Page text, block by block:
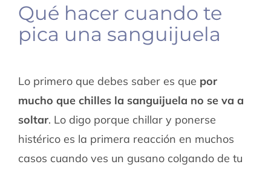
Qué hacer cuando te
pica una sanguijuela
Lo primero que debes saber es que por
mucho que chilles la sanguijuela no se va a
soltar. Lo digo porque chillar y ponerse
histérico es la primera reacción en muchos
casos cuando ves un gusano colgando de tu